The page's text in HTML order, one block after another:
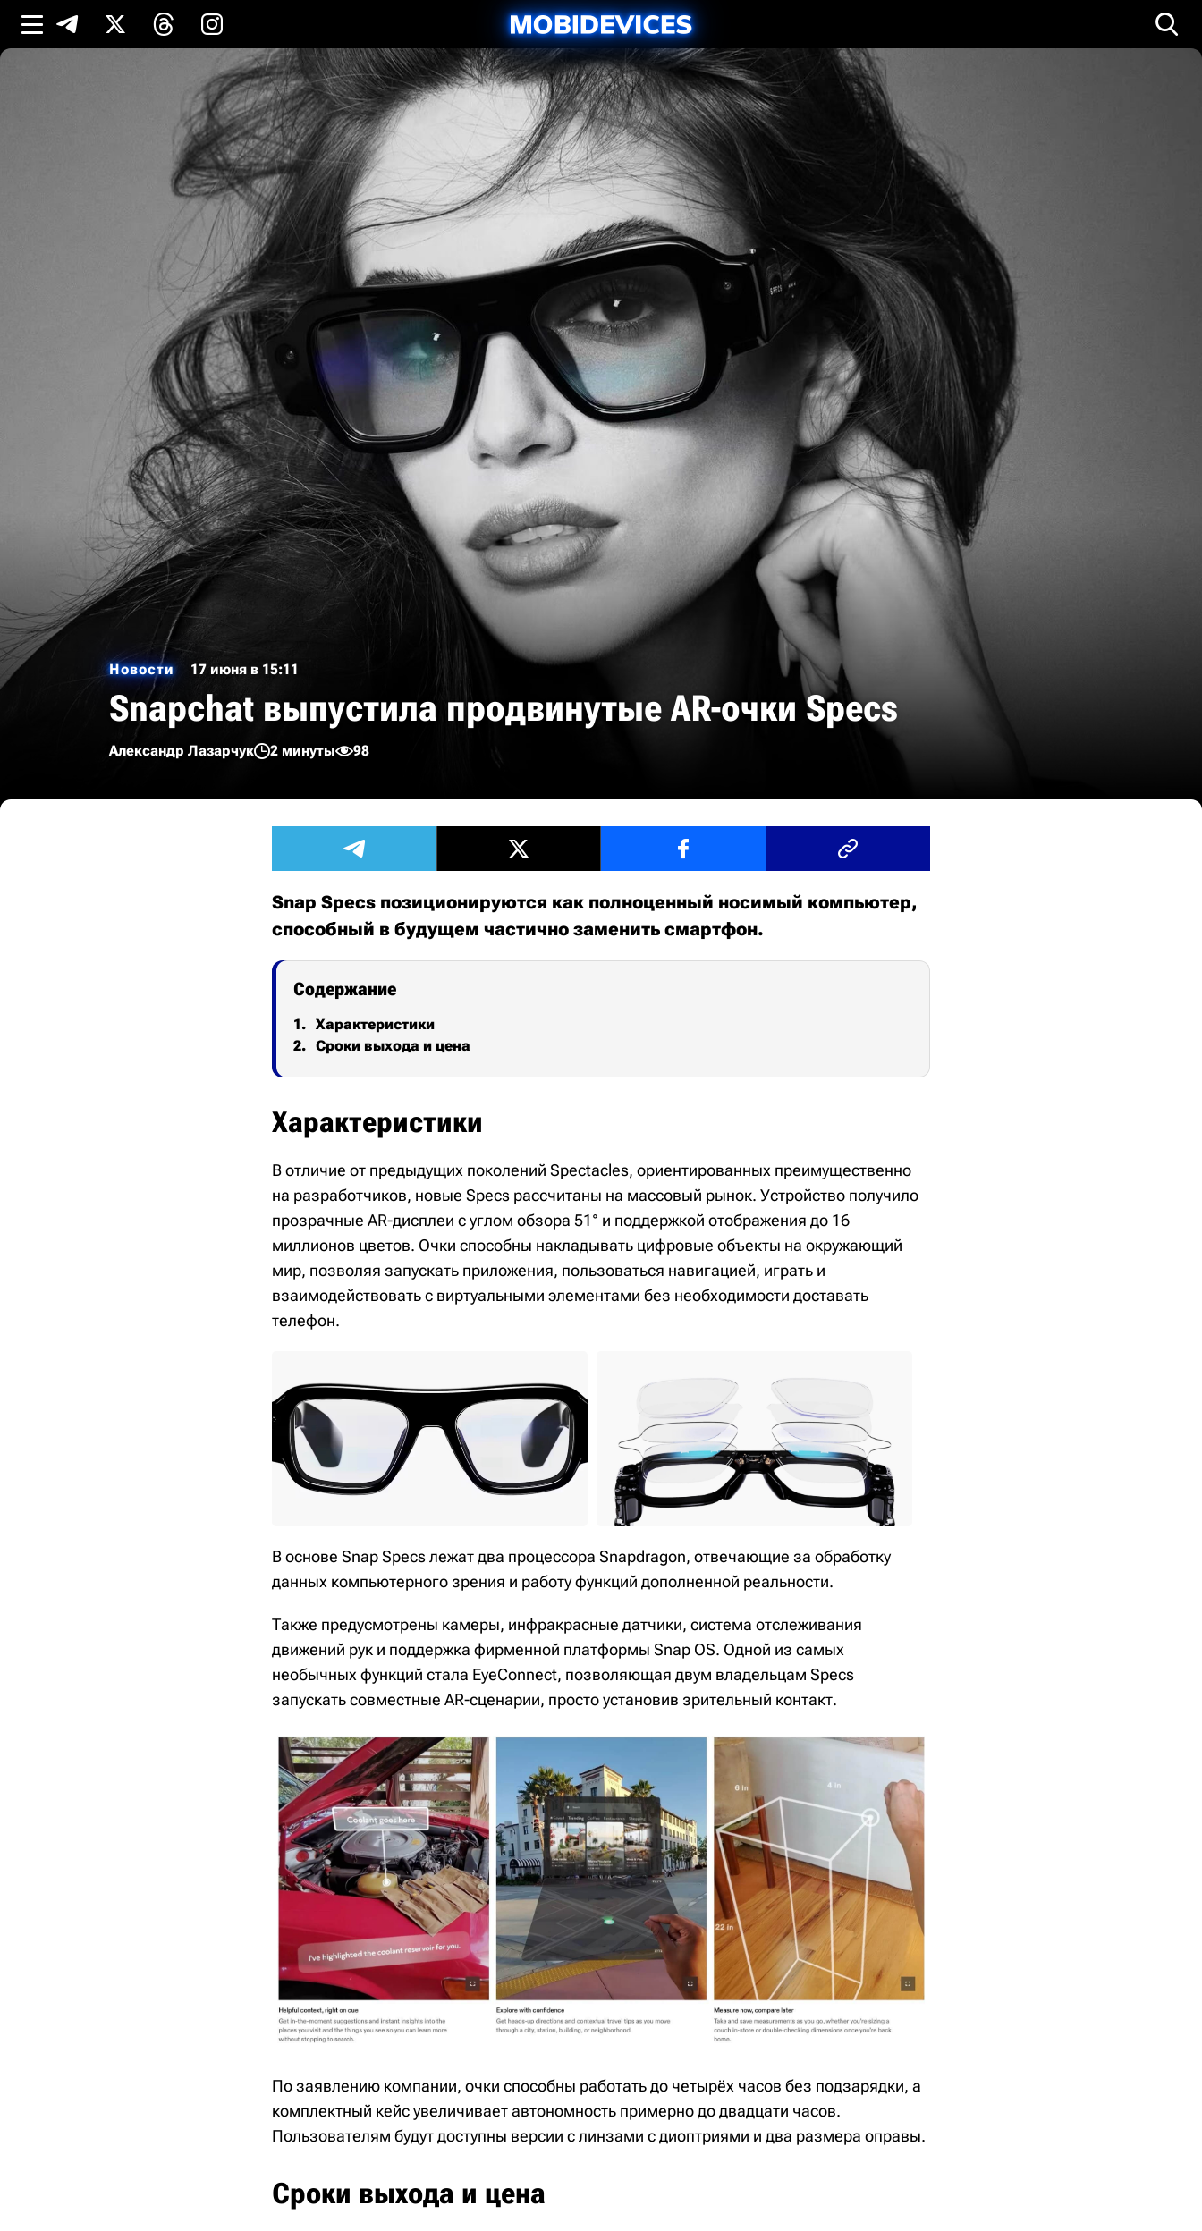
Новости 17 июня в 15:11
Snapchat выпустила продвинутые AR-очки Specs
Александр Лазарчук 2 минуты 98
Snap Specs позиционируются как полноценный носимый компьютер,
способный в будущем частично заменить смартфон.
Содержание
Характеристики
Сроки выхода и цена
Характеристики
В отличие от предыдущих поколений Spectacles, ориентированных преимущественно
на разработчиков, новые Specs рассчитаны на массовый рынок. Устройство получило
прозрачные AR-дисплеи с углом обзора 51° и поддержкой отображения до 16
миллионов цветов. Очки способны накладывать цифровые объекты на окружающий
мир, позволяя запускать приложения, пользоваться навигацией, играть и
взаимодействовать с виртуальными элементами без необходимости доставать
телефон.
В основе Snap Specs лежат два процессора Snapdragon, отвечающие за обработку
данных компьютерного зрения и работу функций дополненной реальности.
Также предусмотрены камеры, инфракрасные датчики, система отслеживания
движений рук и поддержка фирменной платформы Snap OS. Одной из самых
необычных функций стала EyeConnect, позволяющая двум владельцам Specs
запускать совместные AR-сценарии, просто установив зрительный контакт.
По заявлению компании, очки способны работать до четырёх часов без подзарядки, а
комплектный кейс увеличивает автономность примерно до двадцати часов.
Пользователям будут доступны версии с линзами с диоптриями и два размера оправы.
Сроки выхода и цена